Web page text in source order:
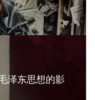
泽东思想的影